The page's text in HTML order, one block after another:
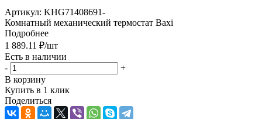
Артикул: KHG71408691-
Комнатный механический термостат Baxi
Подробнее
1 889.11 ₽/шт
Есть в наличии
-
+
В корзину
Купить в 1 клик
Поделиться